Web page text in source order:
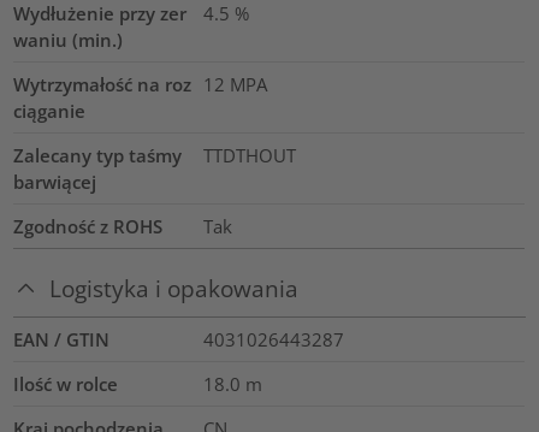
Wydłużenie przy zer
waniu (min.)
4.5 %
Wytrzymałość na roz
ciąganie
12 MPA
Zalecany typ taśmy
barwiącej
TTDTHOUT
Zgodność z ROHS Tak
Logistyka i opakowania
EAN / GTIN
4031026443287
Ilość w rolce
18.0 m